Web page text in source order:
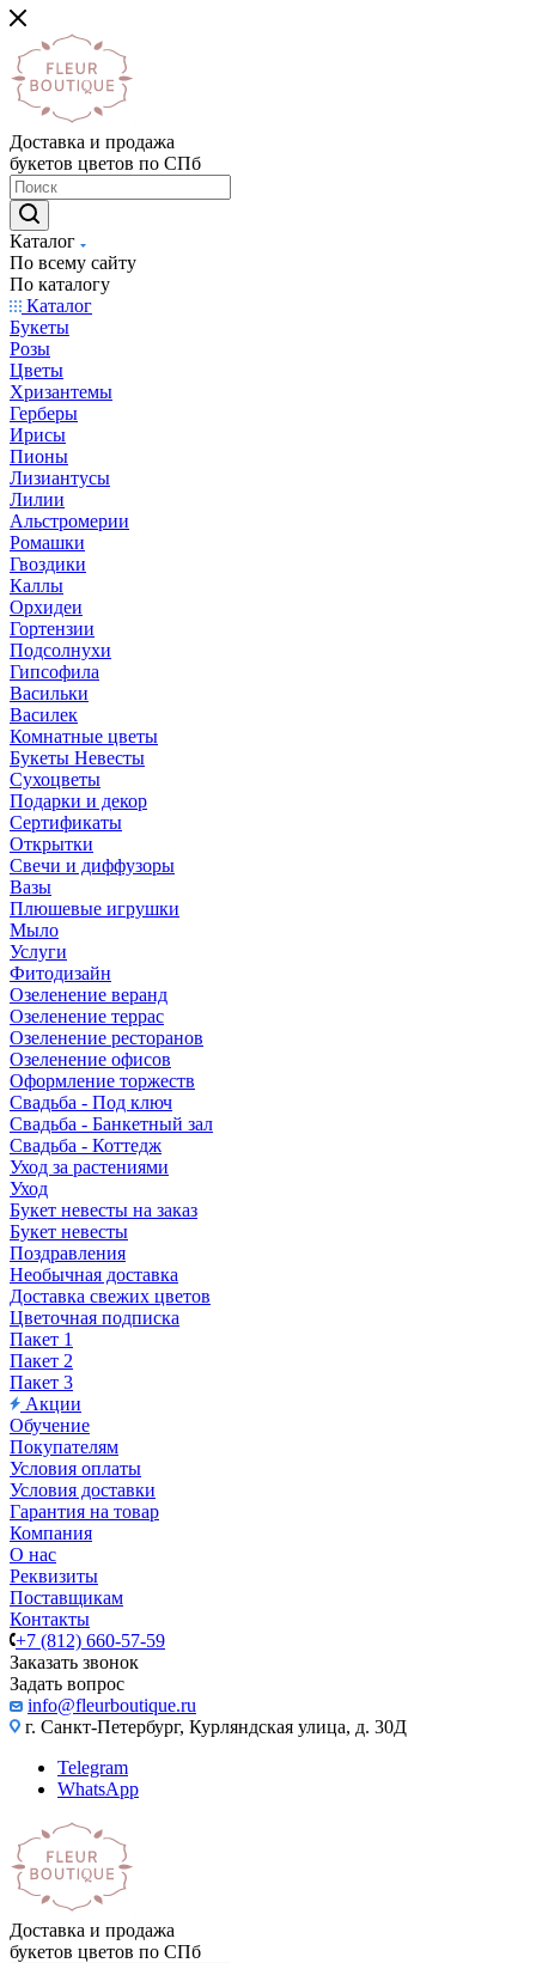
Доставка и продажа
букетов цветов по СПб
Каталог
По всему сайту
По каталогу
Каталог
Букеты
Розы
Цветы
Хризантемы
Герберы
Ирисы
Пионы
Лизиантусы
Лилии
Альстромерии
Ромашки
Гвоздики
Каллы
Орхидеи
Гортензии
Подсолнухи
Гипсофила
Васильки
Василек
Комнатные цветы
Букеты Невесты
Сухоцветы
Подарки и декор
Сертификаты
Открытки
Свечи и диффузоры
Вазы
Плюшевые игрушки
Мыло
Услуги
Фитодизайн
Озеленение веранд
Озеленение террас
Озеленение ресторанов
Озеленение офисов
Оформление торжеств
Свадьба - Под ключ
Свадьба - Банкетный зал
Свадьба - Коттедж
Уход за растениями
Уход
Букет невесты на заказ
Букет невесты
Поздравления
Необычная доставка
Доставка свежих цветов
Цветочная подписка
Пакет 1
Пакет 2
Пакет 3
Акции
Обучение
Покупателям
Условия оплаты
Условия доставки
Гарантия на товар
Компания
О нас
Реквизиты
Поставщикам
Контакты
+7 (812) 660-57-59
Заказать звонок
Задать вопрос
info@fleurboutique.ru
г. Санкт-Петербург, Курляндская улица, д. 30Д
Telegram
WhatsApp
Доставка и продажа
букетов цветов по СПб